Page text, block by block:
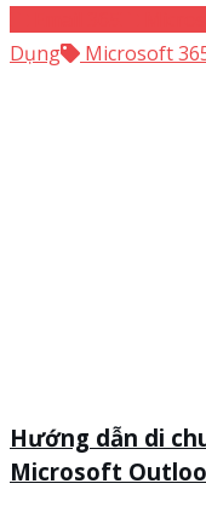
Dụng
Microsoft
Hướng dẫn di
Microsoft